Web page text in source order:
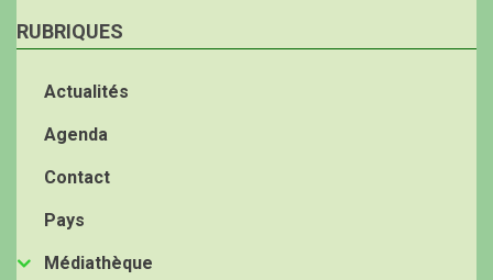
RUBRIQUES
Actualités
Agenda
Contact
Pays
Médiathèque